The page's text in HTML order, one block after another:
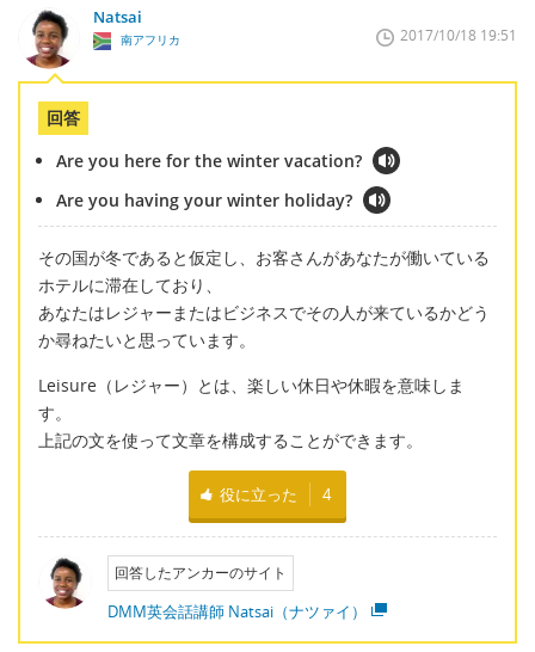
Natsai
南アフリカ 2017/10/18 19:51
回答
Are you here for the winter vacation?
Are you having your winter holiday?
その国が冬であると仮定し、お客さんがあなたが働いている
ホテルに滞在しており、
あなたはレジャーまたはビジネスでその人が来ているかどう
か尋ねたいと思っています。
Leisure（レジャー）とは、楽しい休日や休暇を意味しま
す。
上記の文を使って文章を構成することができます。
役に立った 4
回答したアンカーのサイト
DMM英会話講師 Natsai（ナツァイ）